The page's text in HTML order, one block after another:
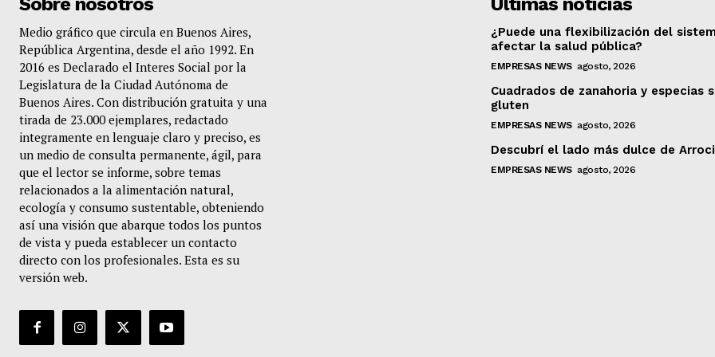
Medio gráfico que circula en Buenos Aires,
República Argentina, desde el año 1992. En
2016 es Declarado el Interes Social por la
Legislatura de la Ciudad Autónoma de
Buenos Aires. Con distribución gratuita y una
tirada de 23.000 ejemplares, redactado
integramente en lenguaje claro y preciso, es
un medio de consulta permanente, ágil, para
que el lector se informe, sobre temas
relacionados a la alimentación natural,
ecología y consumo sustentable, obteniendo
así una visión que abarque todos los puntos
de vista y pueda establecer un contacto
directo con los profesionales. Esta es su
versión web.
¿Puede una flexibilización del
afectar la salud pública?
EMPRESAS NEWS agosto, 2026
Cuadrados de zanahoria y especias
gluten
EMPRESAS NEWS agosto, 2026
Descubrí el lado más dulce de
EMPRESAS NEWS agosto, 2026